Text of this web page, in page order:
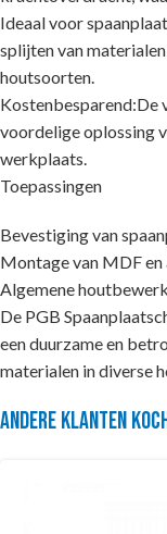
Ideaal voor
splijten van
houtsoorten.
Kostenbesparend:De
voordelige oplossing
werkplaats.
Toepassingen
Bevestiging van
Montage van MDF
Algemene
De PGB
een duurzame en
materialen in diverse
Andere klanten